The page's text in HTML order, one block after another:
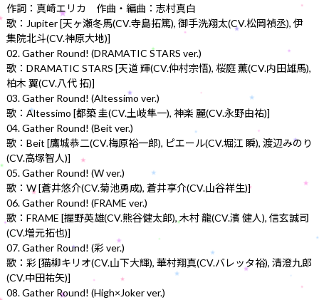
作詞：真崎エリカ 作曲・編曲：志村真白
歌：Jupiter [天ヶ瀬冬馬(CV.寺島拓篤), 御手洗翔太(CV.松岡禎丞), 伊
集院北斗(CV.神原大地)]
02. Gather Round! (DRAMATIC STARS ver.)
歌：DRAMATIC STARS [天道 輝(CV.仲村宗悟), 桜庭 薫(CV.内田雄馬),
柏木 翼(CV.八代 拓)]
03. Gather Round! (Altessimo ver.)
歌：Altessimo [都築 圭(CV.土岐隼一), 神楽 麗(CV.永野由祐)]
04. Gather Round! (Beit ver.)
歌：Beit [鷹城恭二(CV.梅原裕一郎), ピエール(CV.堀江 瞬), 渡辺みのり
(CV.高塚智人)]
05. Gather Round! (W ver.)
歌：W [蒼井悠介(CV.菊池勇成), 蒼井享介(CV.山谷祥生)]
06. Gather Round! (FRAME ver.)
歌：FRAME [握野英雄(CV.熊谷健太郎), 木村 龍(CV.濱 健人), 信玄誠司
(CV.増元拓也)]
07. Gather Round! (彩 ver.)
歌：彩 [猫柳キリオ(CV.山下大輝), 華村翔真(CV.バレッタ裕), 清澄九郎
(CV.中田祐矢)]
08. Gather Round! (High×Joker ver.)